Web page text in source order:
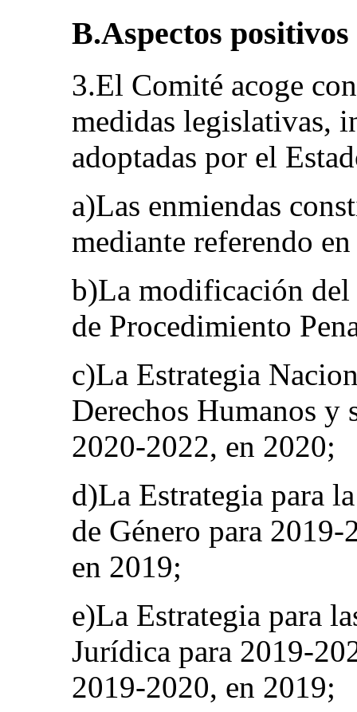
B.Aspectos positivos
3.El Comité acoge
medidas legislativas,
adoptadas por el
a)Las enmiendas
mediante referendo
b)La modificación
de Procedimiento
c)La Estrategia
Derechos Humanos y
2020-2022, en 2020;
d)La Estrategia para
de Género para
en 2019;
e)La Estrategia para
Jurídica para 2019-
2019-2020, en 2019;